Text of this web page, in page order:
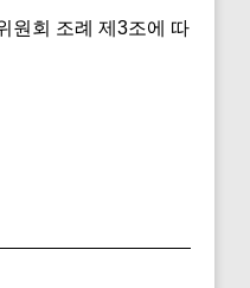
원회 조례 제3조에 따